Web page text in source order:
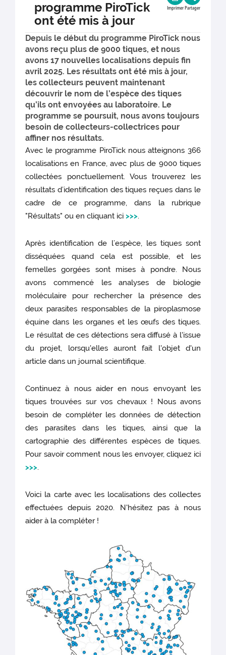
programme PiroTick
ont été mis à jour
Imprimer Partager
Depuis le début du programme PiroTick nous
avons reçu plus de 9000 tiques, et nous
avons 17 nouvelles localisations depuis fin
avril 2025. Les résultats ont été mis à jour,
les collecteurs peuvent maintenant
découvrir le nom de l’espèce des tiques
qu’ils ont envoyées au laboratoire. Le
programme se poursuit, nous avons toujours
besoin de collecteurs-collectrices pour
affiner nos résultats.
Avec le programme PiroTick nous atteignons 366
localisations en France, avec plus de 9000 tiques
collectées ponctuellement. Vous trouverez les
résultats d’identification des tiques reçues dans le
cadre de ce programme, dans la rubrique
"Résultats" ou en cliquant ici >>>.
Après identification de l’espèce, les tiques sont
disséquées quand cela est possible, et les
femelles gorgées sont mises à pondre. Nous
avons commencé les analyses de biologie
moléculaire pour rechercher la présence des
deux parasites responsables de la piroplasmose
équine dans les organes et les œufs des tiques.
Le résultat de ces détections sera diffusé à l'issue
du projet, lorsqu'elles auront fait l'objet d'un
article dans un journal scientifique.
Continuez à nous aider en nous envoyant les
tiques trouvées sur vos chevaux ! Nous avons
besoin de compléter les données de détection
des parasites dans les tiques, ainsi que la
cartographie des différentes espèces de tiques.
Pour savoir comment nous les envoyer, cliquez ici
>>>.
Voici la carte avec les localisations des collectes
effectuées depuis 2020. N'hésitez pas à nous
aider à la compléter !